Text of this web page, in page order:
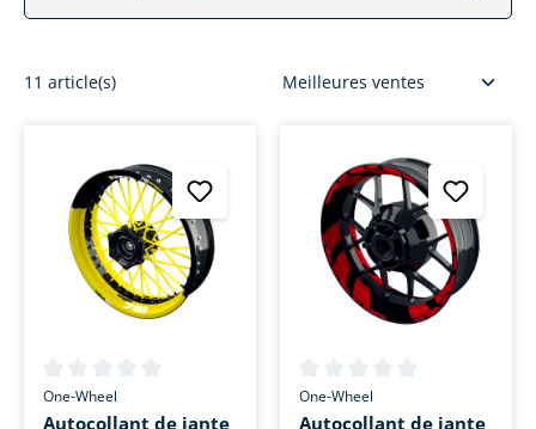
11 article(s)
Note moyenne de 0 sur 5 étoiles
One-Wheel
Autocollant de jante
Note moyenne de 0 sur 5
One-Wheel
Autocollant de jante